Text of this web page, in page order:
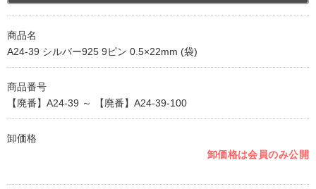
商品名
A24-39 シルバー925 9ピン 0.5×22mm (袋)
商品番号
【廃番】A24-39 ～ 【廃番】A24-39-100
卸価格
卸価格は会員のみ公開